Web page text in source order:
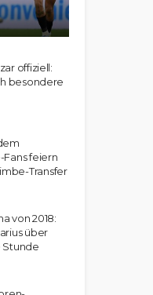
offiziell:
besondere
Fans feiern
Transfer
von 2018:
über
Stunde